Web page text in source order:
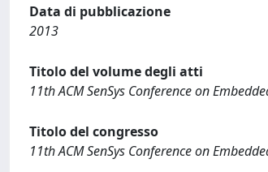
Data di pubblicazione
2013
Titolo del volume degli atti
11th ACM SenSys Conference on
Titolo del congresso
11th ACM SenSys Conference on